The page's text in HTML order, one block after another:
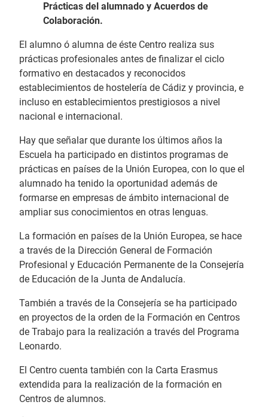
Prácticas del alumnado y Acuerdos de
Colaboración.
El alumno ó alumna de éste Centro realiza sus
prácticas profesionales antes de finalizar el ciclo
formativo en destacados y reconocidos
establecimientos de hostelería de Cádiz y provincia, e
incluso en establecimientos prestigiosos a nivel
nacional e internacional.
Hay que señalar que durante los últimos años la
Escuela ha participado en distintos programas de
prácticas en países de la Unión Europea, con lo que el
alumnado ha tenido la oportunidad además de
formarse en empresas de ámbito internacional de
ampliar sus conocimientos en otras lenguas.
La formación en países de la Unión Europea, se hace
a través de la Dirección General de Formación
Profesional y Educación Permanente de la Consejería
de Educación de la Junta de Andalucía.
También a través de la Consejería se ha participado
en proyectos de la orden de la Formación en Centros
de Trabajo para la realización a través del Programa
Leonardo.
El Centro cuenta también con la Carta Erasmus
extendida para la realización de la formación en
Centros de alumnos.